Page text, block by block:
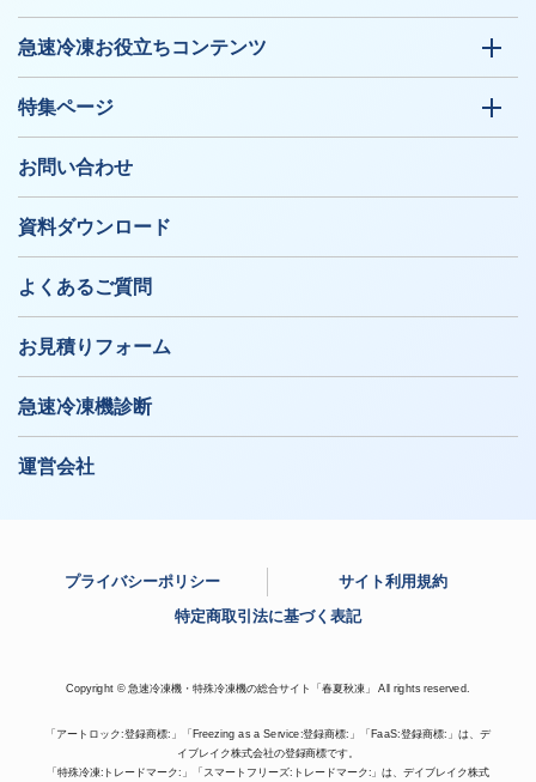
急速冷凍お役立ちコンテンツ
特集ページ
お問い合わせ
資料ダウンロード
よくあるご質問
お見積りフォーム
急速冷凍機診断
運営会社
プライバシーポリシー
サイト利用規約
特定商取引法に基づく表記
Copyright © 急速冷凍機・特殊冷凍機の総合サイト「春夏秋凍」 All rights reserved.
「アートロック:登録商標:」「Freezing as a Service:登録商標:」「FaaS:登録商標:」は、デ
イブレイク株式会社の登録商標です。
「特殊冷凍:トレードマーク:」「スマートフリーズ:トレードマーク:」は、デイブレイク株式